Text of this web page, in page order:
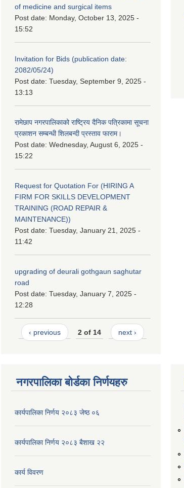
of medicine and surgical items
Post date: Monday, October 13, 2025 -
15:52
Invitation for Bids (publication date:
2082/05/24)
Post date: Tuesday, September 9, 2025 -
13:13
रामेछाप नगरपालिकाको राष्ट्रिय दैनिक पत्रिकामा सूचना
प्रकाशन सम्बन्धी शिलबन्दी प्रस्ताव फाराम।
Post date: Wednesday, August 6, 2025 -
15:22
Request for Quotation For (HIRING A
FIRM FOR SKILLS DEVELOPMENT
TRAINING (ROAD REPAIR &
MAINTENANCE))
Post date: Tuesday, January 21, 2025 -
11:42
upgrading of deurali gothgaun saghutar
road
Post date: Tuesday, January 7, 2025 -
12:28
‹ previous 2 of 14 next ›
नगरपालिका बोर्डका निर्णयहरु
कार्यपालिका निर्णय २०८३ जेष्ठ ०६
कार्यपालिका निर्णय २०८३ बैशाख २२
कार्य विवरण